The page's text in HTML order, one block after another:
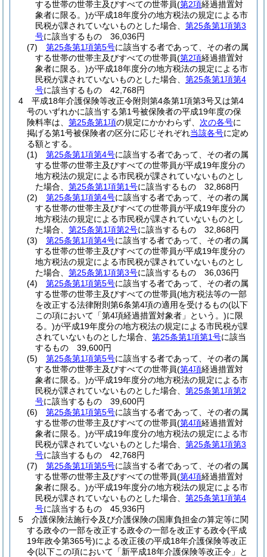
する世帯の世帯主及びすべての世帯員(第2項経過措置対
象者に限る。)が平成18年度分の地方税法の規定による市
民税が課されていないものとした場合、 第25条第1項第3
号に該当するもの 36,036円
(7)
第25条第1項第5号に該当する者であって、その者の属
する世帯の世帯主及びすべての世帯員(第2項経過措置対
象者に限る。)が平成18年度分の地方税法の規定による市
民税が課されていないものとした場合、 第25条第1項第4
号に該当するもの 42,768円
4
平成18年介護保険等改正令附則第4条第1項第3号又は第4
号のいずれかに該当する第1号被保険者の平成19年度の保
険料率は、 第25条第1項の規定にかかわらず、 次の各号に
掲げる第1号被保険者の区分に応じそれぞれ当該各号に定め
る額とする。
(1)
第25条第1項第4号に該当する者であって、その者の属
する世帯の世帯主及びすべての世帯員が平成19年度分の
地方税法の規定による市民税が課されていないものとし
た場合、 第25条第1項第1号に該当するもの 32,868円
(2)
第25条第1項第4号に該当する者であって、その者の属
する世帯の世帯主及びすべての世帯員が平成19年度分の
地方税法の規定による市民税が課されていないものとし
た場合、 第25条第1項第2号に該当するもの 32,868円
(3)
第25条第1項第4号に該当する者であって、その者の属
する世帯の世帯主及びすべての世帯員が平成19年度分の
地方税法の規定による市民税が課されていないものとし
た場合、 第25条第1項第3号に該当するもの 36,036円
(4)
第25条第1項第5号に該当する者であって、その者の属
する世帯の世帯主及びすべての世帯員(地方税法等の一部
を改正する法律附則第6条第4項の適用を受けるもの(以下
この項において「第4項経過措置対象者」という。)に限
る。)が平成19年度分の地方税法の規定による市民税が課
されていないものとした場合、 第25条第1項第1号に該当
するもの 39,600円
(5)
第25条第1項第5号に該当する者であって、その者の属
する世帯の世帯主及びすべての世帯員(第4項経過措置対
象者に限る。)が平成19年度分の地方税法の規定による市
民税が課されていないものとした場合、 第25条第1項第2
号に該当するもの 39,600円
(6)
第25条第1項第5号に該当する者であって、その者の属
する世帯の世帯主及びすべての世帯員(第4項経過措置対
象者に限る。)が平成19年度分の地方税法の規定による市
民税が課されていないものとした場合、 第25条第1項第3
号に該当するもの 42,768円
(7)
第25条第1項第5号に該当する者であって、その者の属
する世帯の世帯主及びすべての世帯員(第4項経過措置対
象者に限る。)が平成19年度分の地方税法の規定による市
民税が課されていないものとした場合、 第25条第1項第4
号に該当するもの 45,936円
5
介護保険法施行令及び介護保険の国庫負担金の算定等に関
する政令の一部を改正する政令の一部を改正する政令(平成
19年政令第365号)による改正後の平成18年介護保険等改正
令(以下この項において「新平成18年介護保険等改正令」と